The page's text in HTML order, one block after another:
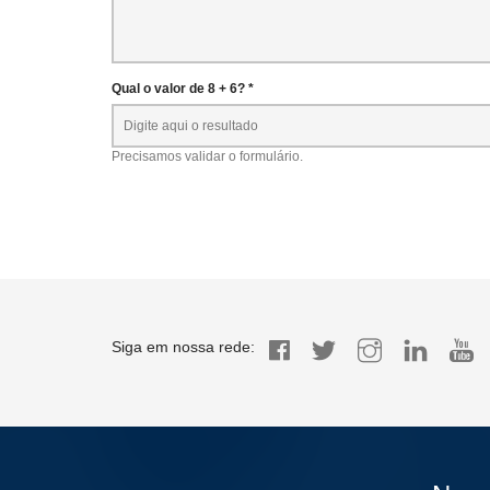
Qual o valor de 8 + 6? *
Precisamos validar o formulário.
Siga em nossa rede: